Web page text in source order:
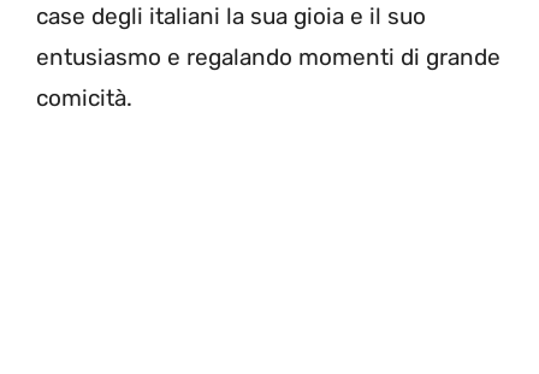
case degli italiani la sua gioia e il suo
entusiasmo e regalando momenti di grande
comicità.